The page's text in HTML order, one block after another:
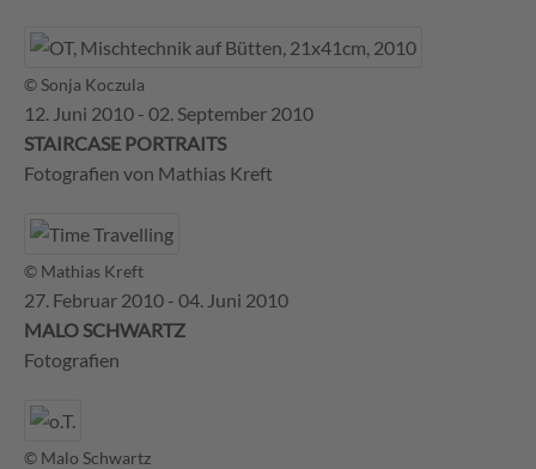
© Sonja Koczula
12. Juni 2010 - 02. September 2010
STAIRCASE PORTRAITS
Fotografien von Mathias Kreft
© Mathias Kreft
27. Februar 2010 - 04. Juni 2010
MALO SCHWARTZ
Fotografien
© Malo Schwartz